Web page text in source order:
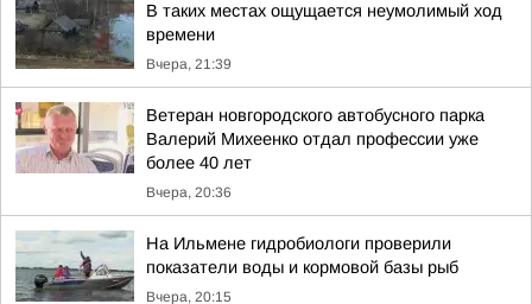
В таких местах ощущается неумолимый ход
времени
Вчера, 21:39
Ветеран новгородского автобусного парка
Валерий Михеенко отдал профессии уже
более 40 лет
Вчера, 20:36
На Ильмене гидробиологи проверили
показатели воды и кормовой базы рыб
Вчера, 20:15